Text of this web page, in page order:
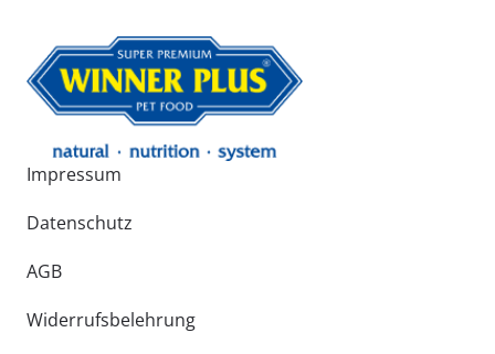
Impressum
Datenschutz
AGB
Widerrufsbelehrung